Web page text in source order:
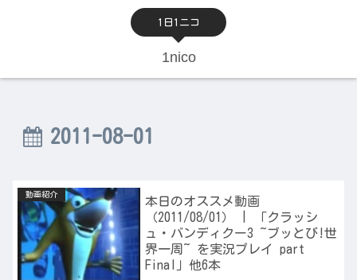
1日1ニコ
1nico
2011-08-01
動画紹介
本日のオススメ動画
（2011/08/01） | 「クラッシ
ュ・バンディクー3 ~ブッとび!世
界一周~ を実況プレイ part
Final」他6本